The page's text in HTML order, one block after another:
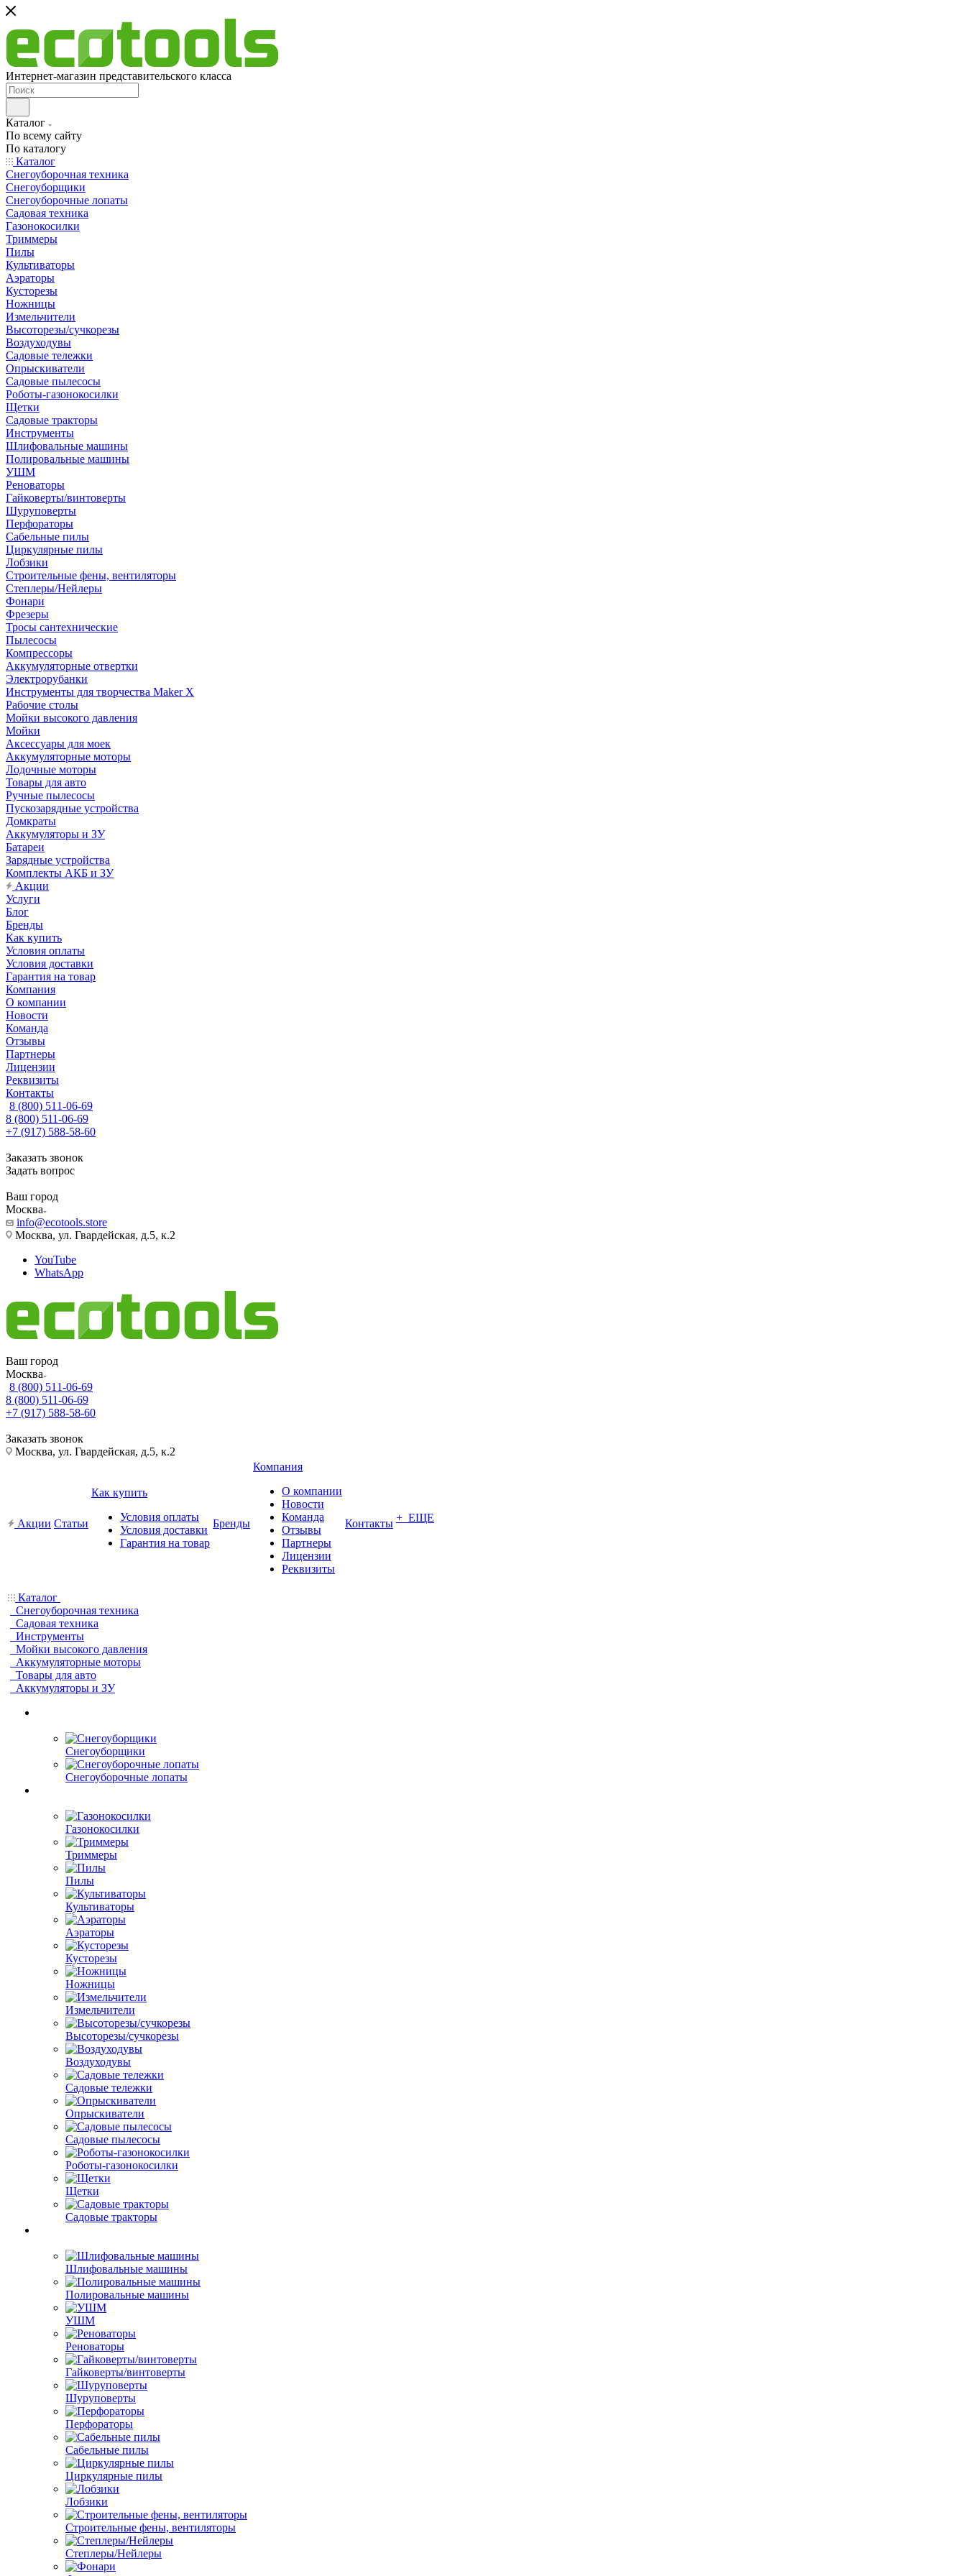
Интернет-магазин представительского класса
Каталог
По всему сайту
По каталогу
Каталог
Снегоуборочная техника
Снегоуборщики
Снегоуборочные лопаты
Садовая техника
Газонокосилки
Триммеры
Пилы
Культиваторы
Аэраторы
Кусторезы
Ножницы
Измельчители
Высоторезы/сучкорезы
Воздуходувы
Садовые тележки
Опрыскиватели
Садовые пылесосы
Роботы-газонокосилки
Щетки
Садовые тракторы
Инструменты
Шлифовальные машины
Полировальные машины
УШМ
Реноваторы
Гайковерты/винтоверты
Шуруповерты
Перфораторы
Сабельные пилы
Циркулярные пилы
Лобзики
Строительные фены, вентиляторы
Степлеры/Нейлеры
Фонари
Фрезеры
Тросы сантехнические
Пылесосы
Компрессоры
Аккумуляторные отвертки
Электрорубанки
Инструменты для творчества Maker X
Рабочие столы
Мойки высокого давления
Мойки
Аксессуары для моек
Аккумуляторные моторы
Лодочные моторы
Товары для авто
Ручные пылесосы
Пускозарядные устройства
Домкраты
Аккумуляторы и ЗУ
Батареи
Зарядные устройства
Комплекты АКБ и ЗУ
Акции
Услуги
Блог
Бренды
Как купить
Условия оплаты
Условия доставки
Гарантия на товар
Компания
О компании
Новости
Команда
Отзывы
Партнеры
Лицензии
Реквизиты
Контакты
8 (800) 511-06-69
8 (800) 511-06-69
+7 (917) 588-58-60
Заказать звонок
Задать вопрос
Ваш город
Москва
info@ecotools.store
Москва, ул. Гвардейская, д.5, к.2
YouTube
WhatsApp
Ваш город
Москва
8 (800) 511-06-69
8 (800) 511-06-69
+7 (917) 588-58-60
Заказать звонок
Москва, ул. Гвардейская, д.5, к.2
Акции Статьи
Как купить
Условия оплаты
Условия доставки
Гарантия на товар
Бренды
Компания
О компании
Новости
Команда
Отзывы
Партнеры
Лицензии
Реквизиты
Контакты + ЕЩЕ
Каталог
Снегоуборочная техника
Садовая техника
Инструменты
Мойки высокого давления
Аккумуляторные моторы
Товары для авто
Аккумуляторы и ЗУ
Снегоуборщики
Снегоуборочные лопаты
Газонокосилки
Триммеры
Пилы
Культиваторы
Аэраторы
Кусторезы
Ножницы
Измельчители
Высоторезы/сучкорезы
Воздуходувы
Садовые тележки
Опрыскиватели
Садовые пылесосы
Роботы-газонокосилки
Щетки
Садовые тракторы
Шлифовальные машины
Полировальные машины
УШМ
Реноваторы
Гайковерты/винтоверты
Шуруповерты
Перфораторы
Сабельные пилы
Циркулярные пилы
Лобзики
Строительные фены, вентиляторы
Степлеры/Нейлеры